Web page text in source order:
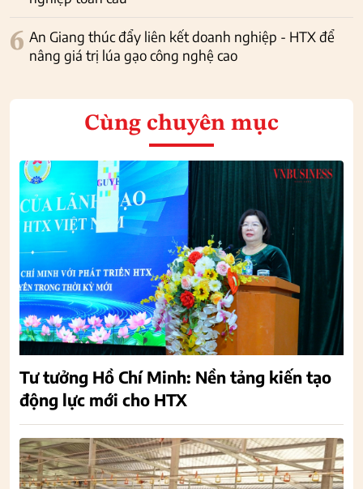
6 An Giang thúc đẩy liên kết doanh nghiệp - HTX để
nâng giá trị lúa gạo công nghệ cao
Cùng chuyên mục
Tư tưởng Hồ Chí Minh: Nền tảng kiến tạo
động lực mới cho HTX